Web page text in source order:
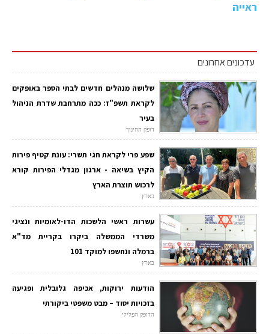
ראייה
עדכונים אחרונים
שלושה מנהלים חדשים לבתי הספר באופקים
לקראת תשפ"ז: ככה מתרחבת שדרת הניהול
בעיר
דופק החינוך
שפע פרי לקראת חגי תשרי: עונת קטיף פירות
הקיץ בשיאה - ארגון מגדלי הפירות קורא
לרכוש תוצרת הארץ
בארץ
עשרות ראשי הלשכות הדו-לאומיות ונציגי
משרדי הממשלה ביקרו בקריית מד"א
ברמלה ונחשפו למוקד 101
בארץ
הודעות ירוקות, אכיפה גלובלית ופגיעה
בזכויות יסוד – מבט משפטי ביקורתי
הדופק הפלילי